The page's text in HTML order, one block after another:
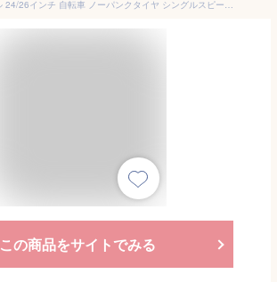
シティサイクル 24/26インチ 自転車 ノーパンクタイヤ シングルスピード 軽量 通勤 通学 カゴ付き LEDテールライト ロック付き 男女兼用 大人 学生 (A, 26 in) [並行輸入品]
この商品をサイトでみる